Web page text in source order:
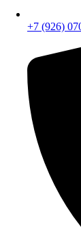
+7 (499)
+7 (926)